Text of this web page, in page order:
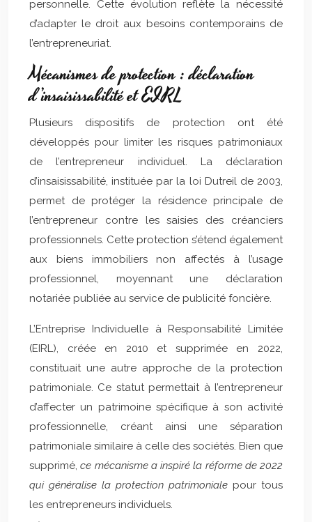
personnelle. Cette évolution reflète la nécessité
d’adapter le droit aux besoins contemporains de
l’entrepreneuriat.
Mécanismes de protection : déclaration
d’insaisissabilité et EIRL
Plusieurs dispositifs de protection ont été
développés pour limiter les risques patrimoniaux
de l’entrepreneur individuel. La déclaration
d’insaisissabilité, instituée par la loi Dutreil de 2003,
permet de protéger la résidence principale de
l’entrepreneur contre les saisies des créanciers
professionnels. Cette protection s’étend également
aux biens immobiliers non affectés à l’usage
professionnel, moyennant une déclaration
notariée publiée au service de publicité foncière.
L’Entreprise Individuelle à Responsabilité Limitée
(EIRL), créée en 2010 et supprimée en 2022,
constituait une autre approche de la protection
patrimoniale. Ce statut permettait à l’entrepreneur
d’affecter un patrimoine spécifique à son activité
professionnelle, créant ainsi une séparation
patrimoniale similaire à celle des sociétés. Bien que
supprimé,ce mécanisme a inspiré la réforme de 2022
qui généralise la protection patrimoniale pour tous
les entrepreneurs individuels.